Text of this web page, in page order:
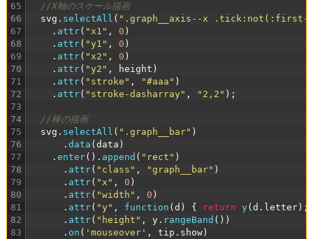
65
66
67
68
69
70
71
72
73
74
75
76
77
78
79
80
81
82
83
//X軸のスケール描画
svg . selectAll ( ".graph__axis--x .tick:not(:first-
. attr( "x1" , 0 )
. attr( "y1" , 0 )
. attr( "x2" , 0 )
. attr( "y2" , height )
. attr( "stroke" , "#aaa" )
. attr( "stroke-dasharray" , "2,2" ) ;
//棒の描画
svg . selectAll ( ".graph__bar" )
. data ( data )
. enter( ) . append ( "rect" )
. attr( "class" , "graph__bar" )
. attr( "x" , 0 )
. attr( "width" , 0 )
. attr( "y" , function ( d ) { return y ( d . letter) ;
. attr( "height" , y. rangeBand ( ) )
. on ( 'mouseover' , tip . show)